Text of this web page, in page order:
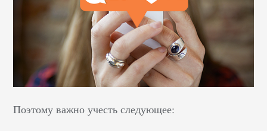
Поэтому важно учесть следующее: